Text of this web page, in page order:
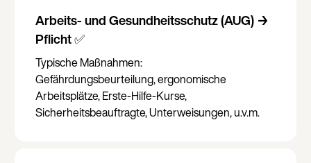
Arbeits- und Gesundheitsschutz (AUG) →
Pflicht ✅
Typische Maßnahmen:
Gefährdungsbeurteilung, ergonomische
Arbeitsplätze, Erste-Hilfe-Kurse,
Sicherheitsbeauftragte, Unterweisungen, u.v.m.